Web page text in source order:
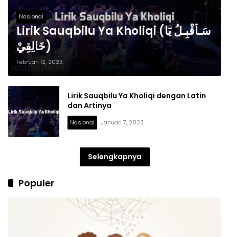
Nasional
Lirik Sauqbilu Ya Kholiqi (سَـأُقْبِـلُ يَا
خَالِقِيْ)
Februari 12, 2023
Lirik Sauqbilu Ya Kholiqi dengan Latin
dan Artinya
Nasional Januari 7, 2023
Selengkapnya
Populer